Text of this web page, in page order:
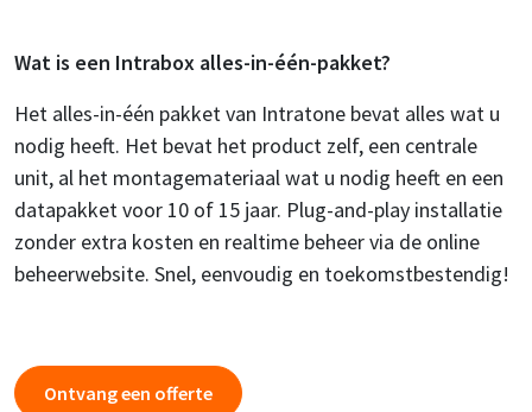
Wat is een Intrabox alles-in-één-pakket?
Het alles-in-één pakket van Intratone bevat alles wat u
nodig heeft. Het bevat het product zelf, een centrale
unit, al het montagemateriaal wat u nodig heeft en een
datapakket voor 10 of 15 jaar. Plug-and-play installatie
zonder extra kosten en realtime beheer via de online
beheerwebsite. Snel, eenvoudig en toekomstbestendig!
Ontvang een offerte